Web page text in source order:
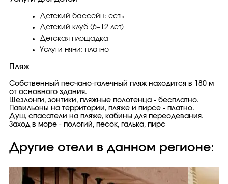
Детский бассейн: есть
Детский клуб (6–12 лет)
Детская площадка
Услуги няни: платно
Пляж
Собственный песчано-галечный пляж находится в 180 м
от основного здания.
Шезлонги, зонтики, пляжные полотенца - бесплатно.
Павильоны на территории, пляже и пирсе - платно.
Душ, спасатели на пляже, кабины для переодевания.
Заход в море - пологий, песок, галька, пирс
Другие отели в данном регионе: